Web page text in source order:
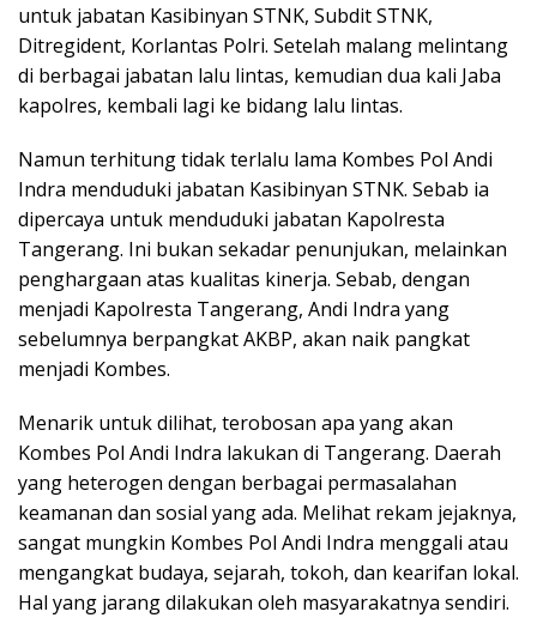
untuk jabatan Kasibinyan STNK, Subdit STNK,
Ditregident, Korlantas Polri. Setelah malang melintang
di berbagai jabatan lalu lintas, kemudian dua kali Jaba
kapolres, kembali lagi ke bidang lalu lintas.
Namun terhitung tidak terlalu lama Kombes Pol Andi
Indra menduduki jabatan Kasibinyan STNK. Sebab ia
dipercaya untuk menduduki jabatan Kapolresta
Tangerang. Ini bukan sekadar penunjukan, melainkan
penghargaan atas kualitas kinerja. Sebab, dengan
menjadi Kapolresta Tangerang, Andi Indra yang
sebelumnya berpangkat AKBP, akan naik pangkat
menjadi Kombes.
Menarik untuk dilihat, terobosan apa yang akan
Kombes Pol Andi Indra lakukan di Tangerang. Daerah
yang heterogen dengan berbagai permasalahan
keamanan dan sosial yang ada. Melihat rekam jejaknya,
sangat mungkin Kombes Pol Andi Indra menggali atau
mengangkat budaya, sejarah, tokoh, dan kearifan lokal.
Hal yang jarang dilakukan oleh masyarakatnya sendiri.